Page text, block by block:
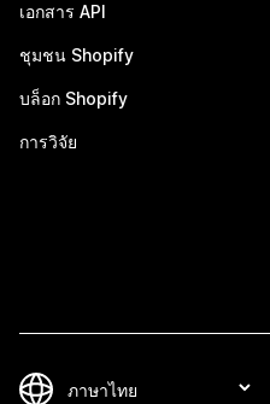
เอกสาร API
ชุมชน Shopify
บล็อก Shopify
การวิจัย